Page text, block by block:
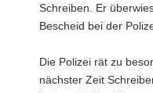
Schreiben. Er
Bescheid bei der
Die Polizei rät zu
nächster Zeit